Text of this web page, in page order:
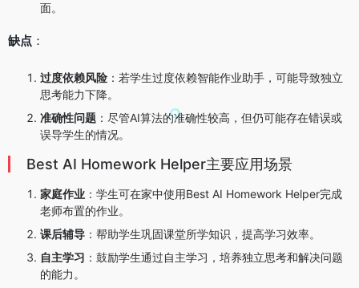
面。
缺点 ：
过度依赖风险 ：若学生过度依赖智能作业助手，可能导致独立
思考能力下降。
准确性问题 ：尽管AI算法的准确性较高，但仍可能存在错误或
误导学生的情况。
Best AI Homework Helper主要应用场景
家庭作业 ：学生可在家中使用Best AI Homework Helper完成
老师布置的作业。
课后辅导 ：帮助学生巩固课堂所学知识，提高学习效率。
自主学习 ：鼓励学生通过自主学习，培养独立思考和解决问题
的能力。